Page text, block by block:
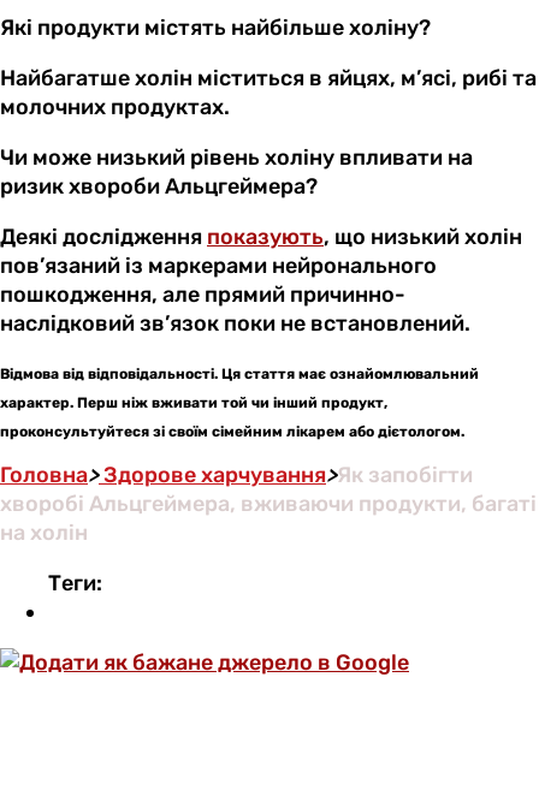
Які продукти містять найбільше холіну?
Найбагатше холін міститься в яйцях, м’ясі, рибі та
молочних продуктах.
Чи може низький рівень холіну впливати на
ризик хвороби Альцгеймера?
Деякі дослідження показують, що низький холін
пов’язаний із маркерами нейронального
пошкодження, але прямий причинно-
наслідковий зв’язок поки не встановлений.
Відмова від відповідальності. Ця стаття має ознайомлювальний
характер. Перш ніж вживати той чи інший продукт,
проконсультуйтеся зі своїм сімейним лікарем або дієтологом.
Головна>Здорове харчування>Як запобігти
хворобі Альцгеймера, вживаючи продукти, багаті
на холін
Теги: